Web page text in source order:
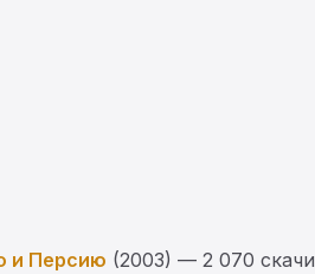
и Персию (2003) — 2 070